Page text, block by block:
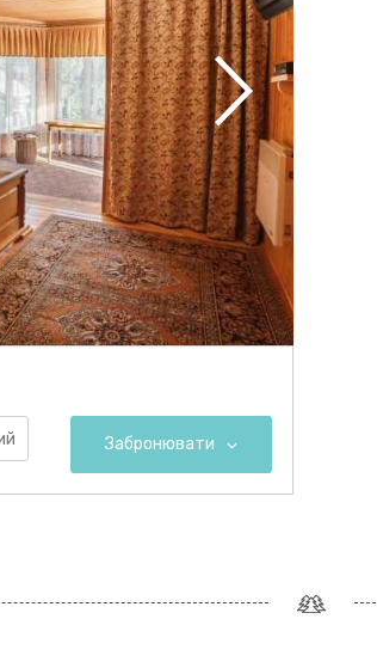
Забронювати